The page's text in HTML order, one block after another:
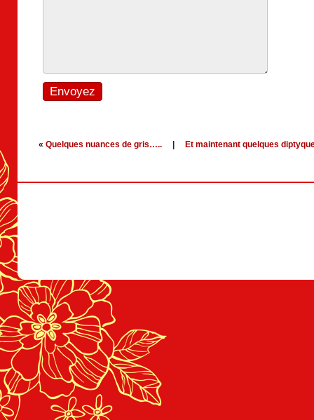
« Quelques nuances de gris….. Et maintenant quelques